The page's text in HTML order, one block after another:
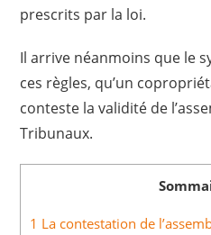
prescrits par la loi.
Il arrive néanmoins que le
ces règles, qu’un
conteste la validité de
Tribunaux.
1 La contestation de